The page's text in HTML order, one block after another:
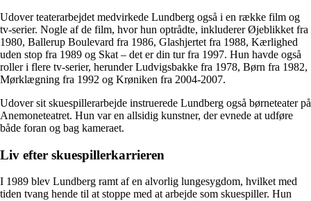
Udover teaterarbejdet medvirkede Lundberg også i en række film og
tv-serier. Nogle af de film, hvor hun optrådte, inkluderer Øjeblikket fra
1980, Ballerup Boulevard fra 1986, Glashjertet fra 1988, Kærlighed
uden stop fra 1989 og Skat – det er din tur fra 1997. Hun havde også
roller i flere tv-serier, herunder Ludvigsbakke fra 1978, Børn fra 1982,
Mørklægning fra 1992 og Krøniken fra 2004-2007.
Udover sit skuespillerarbejde instruerede Lundberg også børneteater på
Anemoneteatret. Hun var en allsidig kunstner, der evnede at udføre
både foran og bag kameraet.
Liv efter skuespillerkarrieren
I 1989 blev Lundberg ramt af en alvorlig lungesygdom, hvilket med
tiden tvang hende til at stoppe med at arbejde som skuespiller. Hun